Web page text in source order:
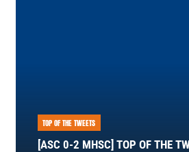
TOP OF THE TWEETS
[ASC 0-2 MHSC] TOP OF THE